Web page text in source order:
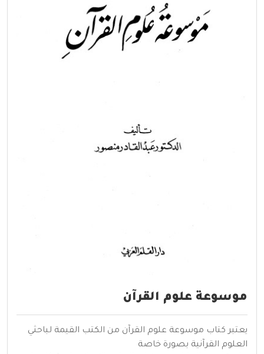
موسوعة علوم القرآن
يعتبر كتاب موسوعة علوم القرآن من الكتب القيمة لباحثي
العلوم القرآنية بصورة خاصة